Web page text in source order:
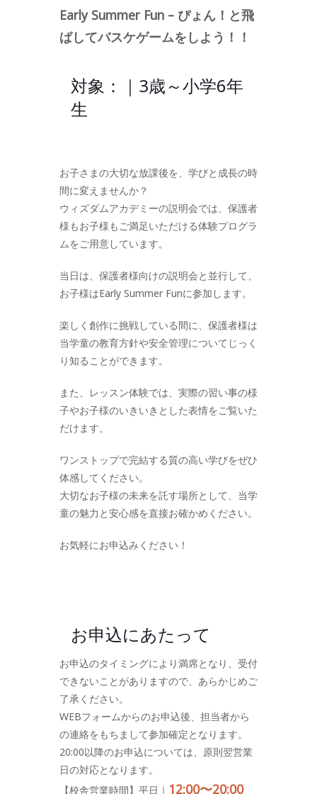
Early Summer Fun – ぴょん！と飛
ばしてバスケゲームをしよう！！
対象：｜3歳～小学6年
生
お子さまの大切な放課後を、学びと成長の時
間に変えませんか？
ウィズダムアカデミーの説明会では、保護者
様もお子様もご満足いただける体験プログラ
ムをご用意しています。
当日は、保護者様向けの説明会と並行して、
お子様はEarly Summer Funに参加します。
楽しく創作に挑戦している間に、保護者様は
当学童の教育方針や安全管理についてじっく
り知ることができます。
また、レッスン体験では、実際の習い事の様
子やお子様のいきいきとした表情をご覧いた
だけます。
ワンストップで完結する質の高い学びをぜひ
体感してください。
大切なお子様の未来を託す場所として、当学
童の魅力と安心感を直接お確かめください。
お気軽にお申込みください！
お申込にあたって
お申込のタイミングにより満席となり、受付
できないことがありますので、あらかじめご
了承ください。
WEBフォームからのお申込後、担当者から
の連絡をもちまして参加確定となります。
20:00以降のお申込については、原則翌営業
日の対応となります。
【校舎営業時間】平日｜ 12:00〜20:00